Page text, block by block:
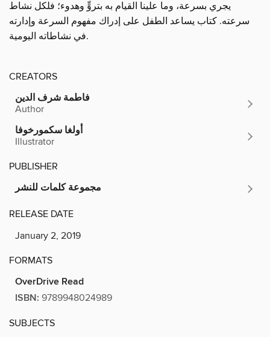
يجري بسرعة، وما علينا القيام به بتروٍّ وهدوء؛ فلكل نشاط
سرعته. كتاب يساعد الطفل على إدراك مفهوم السرعة وإدارته
في نشاطاته اليومية.
CREATORS
فاطمة شرف الدين
Author
أولغا سكمورخوفا
Illustrator
PUBLISHER
مجموعة كلمات للنشر
RELEASE DATE
January 2, 2019
FORMATS
OverDrive Read
ISBN: 9789948024989
SUBJECTS